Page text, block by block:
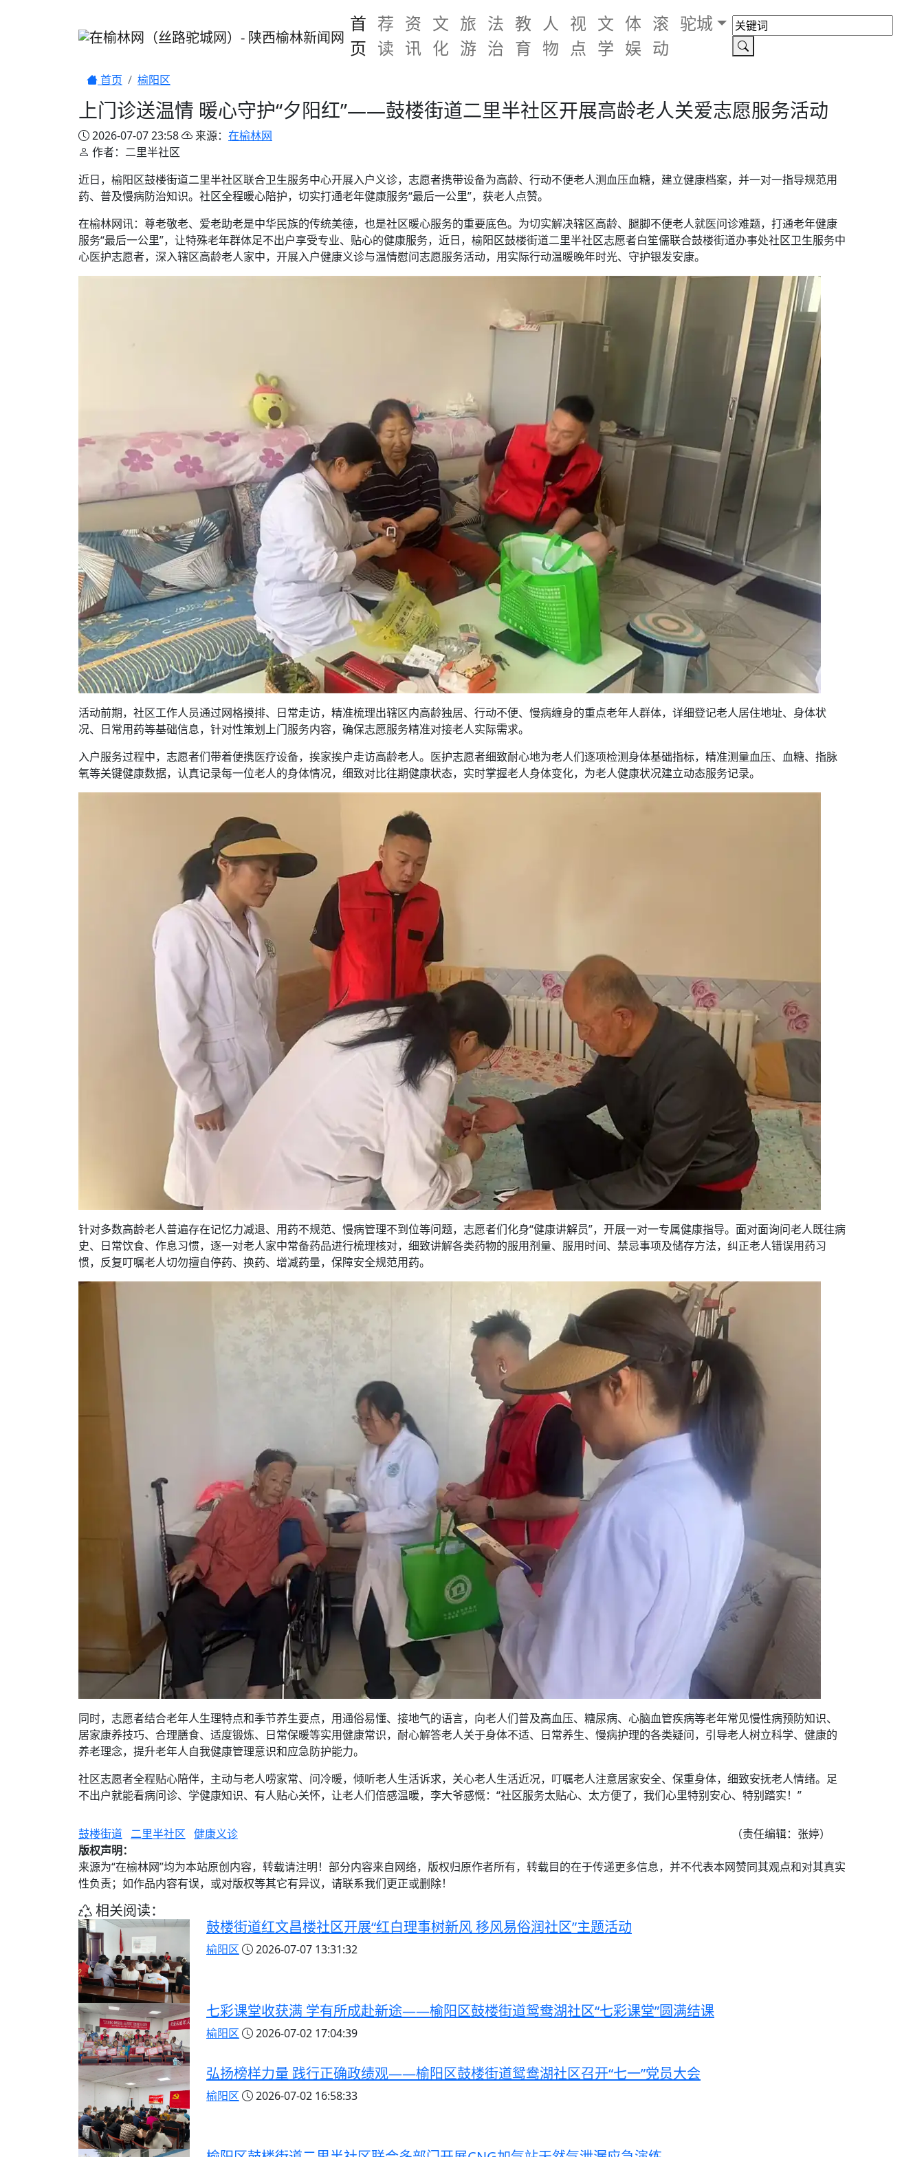
首
页
荐
读
资
讯
文
化
旅
游
法
治
教
育
人
物
视
点
文
学
体
娱
滚
动
驼城
首页 榆阳区
上门诊送温情 暖心守护“夕阳红”——鼓楼街道二里半社区开展高龄老人关爱志愿服务活动
2026-07-07 23:58 来源： 在榆林网
作者：二里半社区
近日，榆阳区鼓楼街道二里半社区联合卫生服务中心开展入户义诊，志愿者携带设备为高龄、行动不便老人测血压血糖，建立健康档案，并一对一指导规范用
药、普及慢病防治知识。社区全程暖心陪护，切实打通老年健康服务“最后一公里”，获老人点赞。
在榆林网讯：尊老敬老、爱老助老是中华民族的传统美德，也是社区暖心服务的重要底色。为切实解决辖区高龄、腿脚不便老人就医问诊难题，打通老年健康
服务“最后一公里”，让特殊老年群体足不出户享受专业、贴心的健康服务，近日，榆阳区鼓楼街道二里半社区志愿者白笙儒联合鼓楼街道办事处社区卫生服务中
心医护志愿者，深入辖区高龄老人家中，开展入户健康义诊与温情慰问志愿服务活动，用实际行动温暖晚年时光、守护银发安康。
活动前期，社区工作人员通过网格摸排、日常走访，精准梳理出辖区内高龄独居、行动不便、慢病缠身的重点老年人群体，详细登记老人居住地址、身体状
况、日常用药等基础信息，针对性策划上门服务内容，确保志愿服务精准对接老人实际需求。
入户服务过程中，志愿者们带着便携医疗设备，挨家挨户走访高龄老人。医护志愿者细致耐心地为老人们逐项检测身体基础指标，精准测量血压、血糖、指脉
氧等关键健康数据，认真记录每一位老人的身体情况，细致对比往期健康状态，实时掌握老人身体变化，为老人健康状况建立动态服务记录。
针对多数高龄老人普遍存在记忆力减退、用药不规范、慢病管理不到位等问题，志愿者们化身“健康讲解员”，开展一对一专属健康指导。面对面询问老人既往病
史、日常饮食、作息习惯，逐一对老人家中常备药品进行梳理核对，细致讲解各类药物的服用剂量、服用时间、禁忌事项及储存方法，纠正老人错误用药习
惯，反复叮嘱老人切勿擅自停药、换药、增减药量，保障安全规范用药。
同时，志愿者结合老年人生理特点和季节养生要点，用通俗易懂、接地气的语言，向老人们普及高血压、糖尿病、心脑血管疾病等老年常见慢性病预防知识、
居家康养技巧、合理膳食、适度锻炼、日常保暖等实用健康常识，耐心解答老人关于身体不适、日常养生、慢病护理的各类疑问，引导老人树立科学、健康的
养老理念，提升老年人自我健康管理意识和应急防护能力。
社区志愿者全程贴心陪伴，主动与老人唠家常、问冷暖，倾听老人生活诉求，关心老人生活近况，叮嘱老人注意居家安全、保重身体，细致安抚老人情绪。足
不出户就能看病问诊、学健康知识、有人贴心关怀，让老人们倍感温暖，李大爷感慨：“社区服务太贴心、太方便了，我们心里特别安心、特别踏实！”
鼓楼街道 二里半社区 健康义诊
（责任编辑：张婷）
版权声明：
来源为“在榆林网”均为本站原创内容，转载请注明！部分内容来自网络，版权归原作者所有，转载目的在于传递更多信息，并不代表本网赞同其观点和对其真实
性负责；如作品内容有误，或对版权等其它有异议，请联系我们更正或删除！
相关阅读：
鼓楼街道红文昌楼社区开展“红白理事树新风 移风易俗润社区”主题活动
榆阳区 2026-07-07 13:31:32
七彩课堂收获满 学有所成赴新途——榆阳区鼓楼街道鸳鸯湖社区“七彩课堂”圆满结课
榆阳区 2026-07-02 17:04:39
弘扬榜样力量 践行正确政绩观——榆阳区鼓楼街道鸳鸯湖社区召开“七一”党员大会
榆阳区 2026-07-02 16:58:33